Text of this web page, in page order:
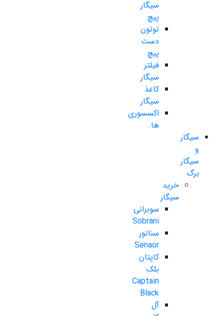
سیگار
پیچ
توتون
دست
پیچ
فیلتر
سیگار
کاغذ
سیگار
اکسسوری
ها..
سیگار
و
سیگار
برگ
خرید
سیگار
سوبرانی
Sobrani
سناتور
Senaor
کاپتان
بلک
Captain
Black
آل